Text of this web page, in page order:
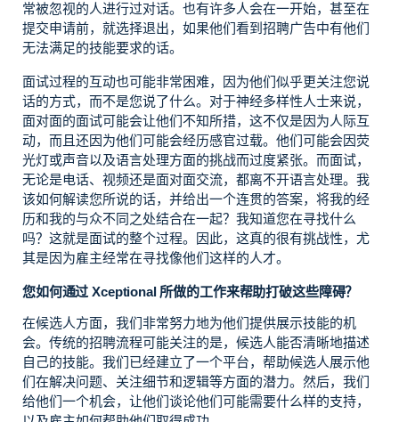
常被忽视的人进行过对话。也有许多人会在一开始，甚至在
提交申请前，就选择退出，如果他们看到招聘广告中有他们
无法满足的技能要求的话。
面试过程的互动也可能非常困难，因为他们似乎更关注您说
话的方式，而不是您说了什么。对于神经多样性人士来说，
面对面的面试可能会让他们不知所措，这不仅是因为人际互
动，而且还因为他们可能会经历感官过载。他们可能会因荧
光灯或声音以及语言处理方面的挑战而过度紧张。而面试，
无论是电话、视频还是面对面交流，都离不开语言处理。我
该如何解读您所说的话，并给出一个连贯的答案，将我的经
历和我的与众不同之处结合在一起？我知道您在寻找什么
吗？这就是面试的整个过程。因此，这真的很有挑战性，尤
其是因为雇主经常在寻找像他们这样的人才。
您如何通过 Xceptional 所做的工作来帮助打破这些障碍？
在候选人方面，我们非常努力地为他们提供展示技能的机
会。传统的招聘流程可能关注的是，候选人能否清晰地描述
自己的技能。我们已经建立了一个平台，帮助候选人展示他
们在解决问题、关注细节和逻辑等方面的潜力。然后，我们
给他们一个机会，让他们谈论他们可能需要什么样的支持，